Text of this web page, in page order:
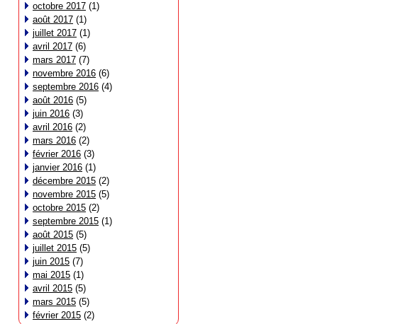
octobre 2017 (1)
août 2017 (1)
juillet 2017 (1)
avril 2017 (6)
mars 2017 (7)
novembre 2016 (6)
septembre 2016 (4)
août 2016 (5)
juin 2016 (3)
avril 2016 (2)
mars 2016 (2)
février 2016 (3)
janvier 2016 (1)
décembre 2015 (2)
novembre 2015 (5)
octobre 2015 (2)
septembre 2015 (1)
août 2015 (5)
juillet 2015 (5)
juin 2015 (7)
mai 2015 (1)
avril 2015 (5)
mars 2015 (5)
février 2015 (2)